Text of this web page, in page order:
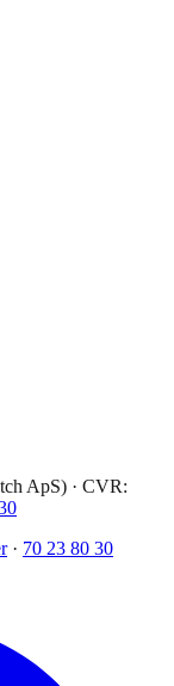
ApS) · CVR:
· 70 23 80 30